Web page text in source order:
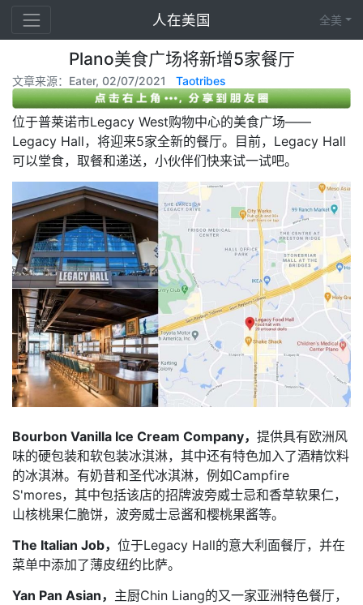
人在美国 全美
Plano美食广场将新增5家餐厅
文章来源：Eater, 02/07/2021 Taotribes
位于普莱诺市Legacy West购物中心的美食广场——
Legacy Hall，将迎来5家全新的餐厅。目前，Legacy Hall
可以堂食，取餐和递送，小伙伴们快来试一试吧。
Bourbon Vanilla Ice Cream Company， 提供具有欧洲风
味的硬包装和软包装冰淇淋，其中还有特色加入了酒精饮料
的冰淇淋。有奶昔和圣代冰淇淋，例如Campfire
S'mores，其中包括该店的招牌波旁威士忌和香草软果仁，
山核桃果仁脆饼，波旁威士忌酱和樱桃果酱等。
The Italian Job， 位于Legacy Hall的意大利面餐厅，并在
菜单中添加了薄皮纽约比萨。
Yan Pan Asian， 主厨Chin Liang的又一家亚洲特色餐厅，